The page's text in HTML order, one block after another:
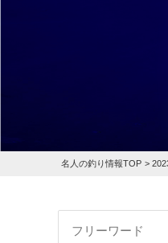
名人の釣り情報TOP >